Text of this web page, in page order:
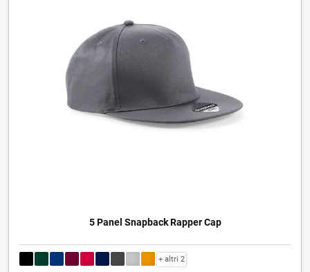
5 Panel Snapback Rapper Cap
+ altri 2